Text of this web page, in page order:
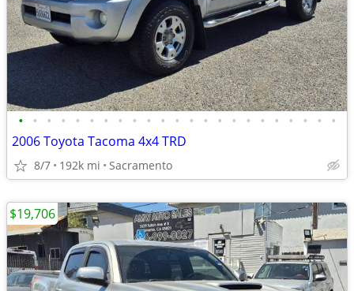
• • • • • • • • • • • • • • • • • • • • • • •
2006 Toyota Tacoma 4x4 TRD
8/7 192k mi Sacramento
$19,706